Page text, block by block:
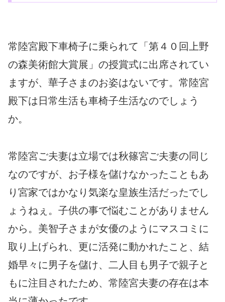
常陸宮殿下車椅子に乗られて「第４０回上野
の森美術館大賞展」の授賞式に出席されてい
ますが、華子さまのお姿はないです。常陸宮
殿下は日常生活も車椅子生活なのでしょう
か。
常陸宮ご夫妻は立場では秋篠宮ご夫妻の同じ
なのですが、お子様を儲けなかったこともあ
り宮家ではかなり気楽な皇族生活だったでし
ょうねぇ。子供の事で悩むことがありません
から。美智子さまが女優のようにマスコミに
取り上げられ、更に活発に動かれたこと、結
婚早々に男子を儲け、二人目も男子で親子と
もに注目されたため、常陸宮夫妻の存在は本